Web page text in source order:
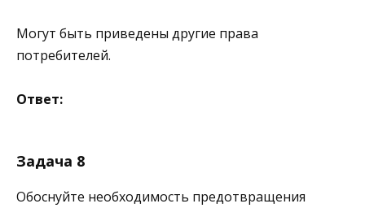
Могут быть приведены другие права
потребителей.
Ответ:
Задача 8
Обоснуйте необходимость предотвращения